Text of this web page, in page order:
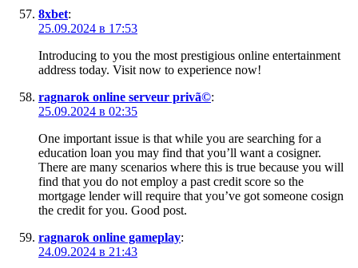
8xbet:
25.09.2024 в 17:53
Introducing to you the most prestigious online entertainment
address today. Visit now to experience now!
ragnarok online serveur privã©:
25.09.2024 в 02:35
One important issue is that while you are searching for a
education loan you may find that you’ll want a cosigner.
There are many scenarios where this is true because you will
find that you do not employ a past credit score so the
mortgage lender will require that you’ve got someone cosign
the credit for you. Good post.
ragnarok online gameplay:
24.09.2024 в 21:43